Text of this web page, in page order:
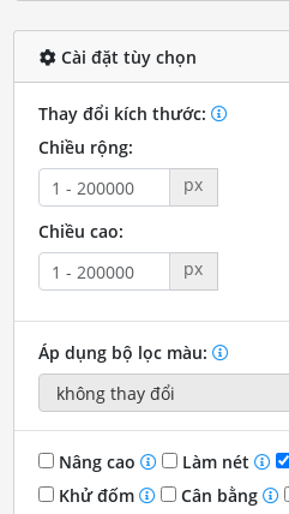
Cài đặt tùy chọn
Thay đổi kích thước:
Chiều rộng:
px
Chiều cao:
px
Áp dụng bộ lọc màu:
Nâng cao Làm nét
Khử đốm
Cân bằng